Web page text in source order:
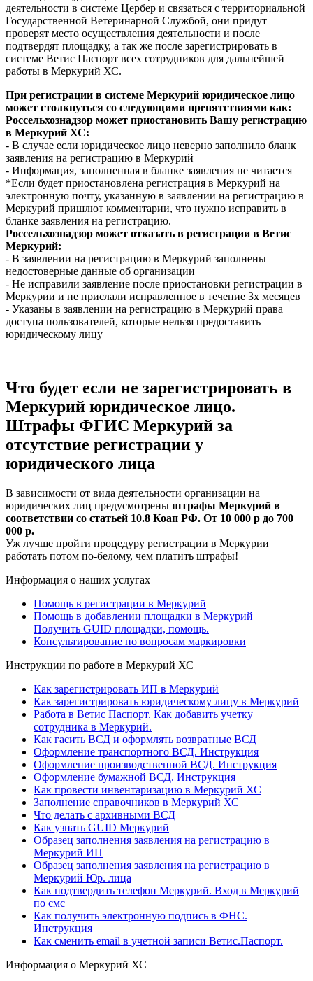
деятельности в системе Цербер и связаться с территориальной
Государственной Ветеринарной Службой, они придут
проверят место осуществления деятельности и после
подтвердят площадку, а так же после зарегистрировать в
системе Ветис Паспорт всех сотрудников для дальнейшей
работы в Меркурий ХС.
При регистрации в системе Меркурий юридическое лицо
может столкнуться со следующими препятствиями как:
Россельхознадзор может приостановить Вашу регистрацию
в Меркурий ХС:
- В случае если юридическое лицо неверно заполнило бланк
заявления на регистрацию в Меркурий
- Информация, заполненная в бланке заявления не читается
*Если будет приостановлена регистрация в Меркурий на
электронную почту, указанную в заявлении на регистрацию в
Меркурий пришлют комментарии, что нужно исправить в
бланке заявления на регистрацию.
Россельхознадзор может отказать в регистрации в Ветис
Меркурий:
- В заявлении на регистрацию в Меркурий заполнены
недостоверные данные об организации
- Не исправили заявление после приостановки регистрации в
Меркурии и не прислали исправленное в течение 3х месяцев
- Указаны в заявлении на регистрацию в Меркурий права
доступа пользователей, которые нельзя предоставить
юридическому лицу
Что будет если не зарегистрировать в
Меркурий юридическое лицо.
Штрафы ФГИС Меркурий за
отсутствие регистрации у
юридического лица
В зависимости от вида деятельности организации на
юридических лиц предусмотрены штрафы Меркурий в
соответствии со статьей 10.8 Коап РФ. От 10 000 р до 700
000 р.
Уж лучше пройти процедуру регистрации в Меркурии
работать потом по-белому, чем платить штрафы!
Информация о наших услугах
Помощь в регистрации в Меркурий
Помощь в добавлении площадки в Меркурий
Получить GUID площадки, помощь.
Консультирование по вопросам маркировки
Инструкции по работе в Меркурий ХС
Как зарегистрировать ИП в Меркурий
Как зарегистрировать юридическому лицу в Меркурий
Работа в Ветис Паспорт. Как добавить учетку
сотрудника в Меркурий.
Как гасить ВСД и оформлять возвратные ВСД
Оформление транспортного ВСД. Инструкция
Оформление производственной ВСД. Инструкция
Оформление бумажной ВСД. Инструкция
Как провести инвентаризацию в Меркурий ХС
Заполнение справочников в Меркурий ХС
Что делать с архивными ВСД
Как узнать GUID Меркурий
Образец заполнения заявления на регистрацию в
Меркурий ИП
Образец заполнения заявления на регистрацию в
Меркурий Юр. лица
Как подтвердить телефон Меркурий. Вход в Меркурий
по смс
Как получить электронную подпись в ФНС.
Инструкция
Как сменить email в учетной записи Ветис.Паспорт.
Информация о Меркурий ХС